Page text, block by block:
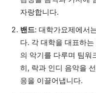
자랑합니다.
밴드: 대학가요제에서
다. 각 대학을 대표하
의 악기를 다루며 팀워
히, 락과 인디 음악을
응을 이끌어냅니다.